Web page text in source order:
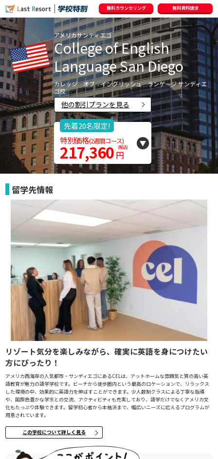
無料カウンセリング 無料資料請求
College of English
Language San Diego
アメリカサンディエゴ
カレッジ オブ イングリッシュ ランゲージ サンディエ
ゴ校
他の割引プランを見る
先着20名限定!
特別価格
217,360 円
留学先情報
リゾート気分を楽しみながら、確実に英語を身につけたい
方にぴったり！
アメリカ西海岸の人気都市・サンディエゴにあるCELは、アットホームな雰囲気と質の高い英
語教育が魅力の語学学校です。ビーチから徒歩圏内という最高のロケーションで、リラックス
した環境の中、効果的に英語力を伸ばすことができます。少人数制クラスによる丁寧な指導
や、国際色豊かな学生との交流、アクティビティも充実しており、語学だけでなくアメリカ文
化もたっぷり体験できます。留学初心者から本格派まで、幅広いニーズに応えるプログラムが
用意されています。
この学校について詳しく見る